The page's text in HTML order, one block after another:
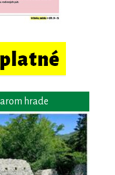
hrade